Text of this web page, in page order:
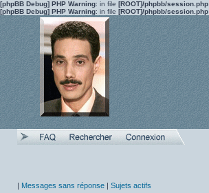
[phpBB Debug] PHP Warning: in file [ROOT]/phpbb/session.php
[phpBB Debug] PHP Warning: in file [ROOT]/phpbb/session.php
| Messages sans réponse | Sujets actifs